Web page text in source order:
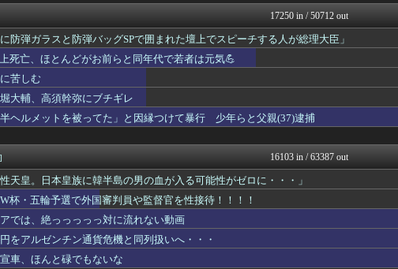
聞く 李大統領に「政治利用」の過去...
国難にあってもの申す！！
った
まとめたニュース
理想ちゃんねる
な洪水被害
にゅーすアルー！
で買えちゃう私って素敵」
確認できず」も、抑止や社内ルール運用...
「オールスター状態」で埋め尽くされて...
アルファルファモザイク＠ネ...
”かつ“更新毎に値上げ”のありえな...
オレ的ゲーム速報＠刃
事故から約1年を経て公表…南シナ海で...
軍事・ミリタリー速報☆彡
かせまと！
外国人審判らへ性的接待疑惑→ロンドン...
反日愚国 恨寓瘻
病院の例のカメラ映像、ノーカットve...
正義の見方
盟…これどこと戦う気？
NEWSまとめもりー｜2c...
サイル確認 迎撃火器回避を備えた1...
者が告白、特に役に立たないくせに高給...
で外国審判員や監督官を性接待！！！！
あじあニュースちゃんねる
ガ毎週末セール（50%還元）」を...
17250 in / 50712 out
防弾ガラスと防弾バッグSPで囲まれた壇上でスピーチする人が総理大臣」
死亡、ほとんどがお前らと同年代で若者は元気💪
苦しむ
大輔、高須幹弥にブチギレ
半ヘルメットを被ってた」と因縁つけて暴行 少年らと父親(37)逮捕
16103 in / 63387 out
天皇。日本皇族に韓半島の男の血が入る可能性がゼロに・・・」
杯・五輪予選で外国審判員や監督官を性接待！！！！
では、絶っっっっっ対に流れない動画
をアルゼンチン通貨危機と同列扱いへ・・・
車、ほんと碌でもないな